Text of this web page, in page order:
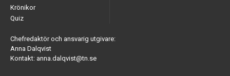
Krönikor
Quiz
Chefredaktör och ansvarig utgivare:
Anna Dalqvist
Kontakt: anna.dalqvist@tn.se